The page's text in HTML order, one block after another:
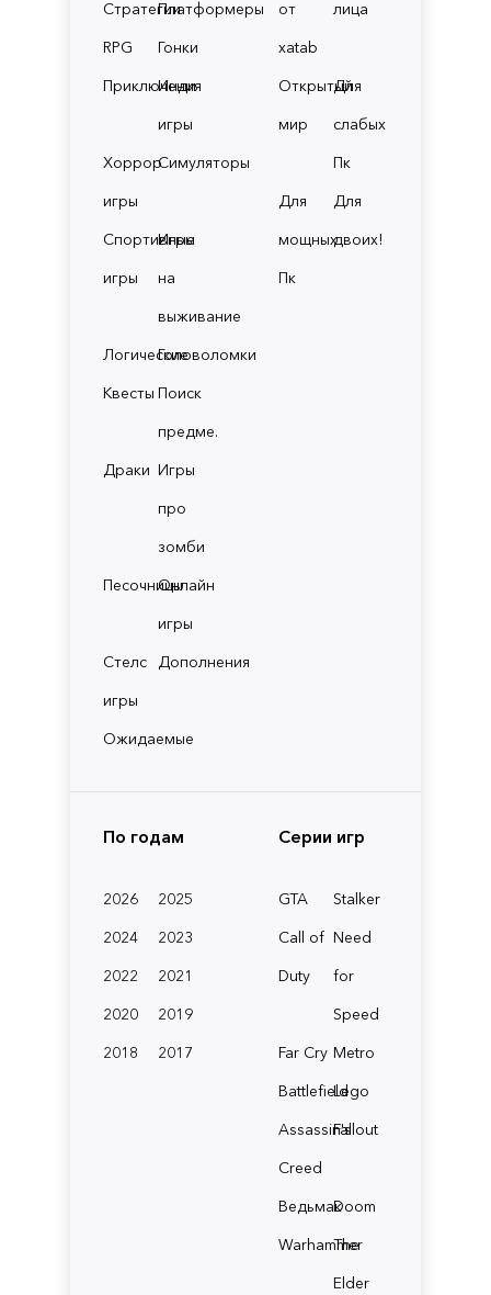
СтратегииПлатформеры
RPG
Гонки
Приключения
Инди
игры
Хоррор
игры
Симуляторы
Спортивные
игры
Игры
на
выживание
ЛогическиеГоловоломки
Квесты Поиск
предме.
Драки Игры
про
зомби
ПесочницыОнлайн
игры
Стелс
игры
Дополнения
Ожидаемые
от
xatab
лица
Открытый
мир
Для
слабых
Пк
Для
мощных
Пк
Для
двоих!
По годам
2026
2025
2024
2023
2022
2021
2020
2019
2018
2017
Серии игр
GTA
Stalker
Call of
Duty
Need
for
Speed
Far Cry Metro
BattlefieldLego
Assassin's
Creed
Fallout
ВедьмакDoom
Warhammer
The
Elder